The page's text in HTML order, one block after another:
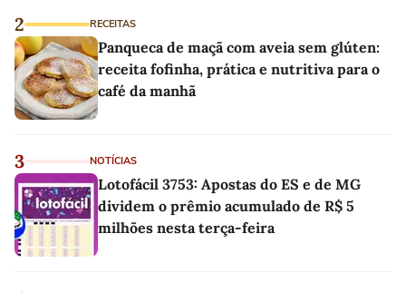
2 RECEITAS
Panqueca de maçã com aveia sem glúten:
receita fofinha, prática e nutritiva para o
café da manhã
3 NOTÍCIAS
Lotofácil 3753: Apostas do ES e de MG
dividem o prêmio acumulado de R$ 5
milhões nesta terça-feira